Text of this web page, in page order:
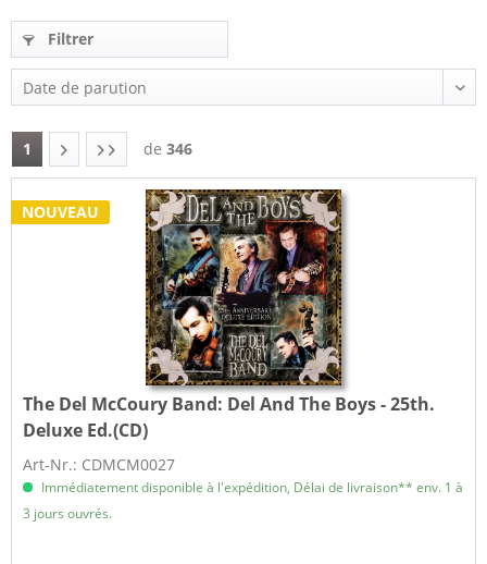
Filtrer
1 de 346
NOUVEAU
The Del McCoury Band: Del And The Boys - 25th.
Deluxe Ed.(CD)
Art-Nr.: CDMCM0027
Immédiatement disponible à l'expédition, Délai de livraison** env. 1 à
3 jours ouvrés.